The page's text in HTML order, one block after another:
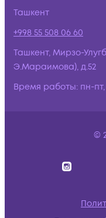
Ташкент
+998 55 508 06 60
Ташкент, Мирзо-
Э.Мараимова), д.52
Время работы: пн-
©